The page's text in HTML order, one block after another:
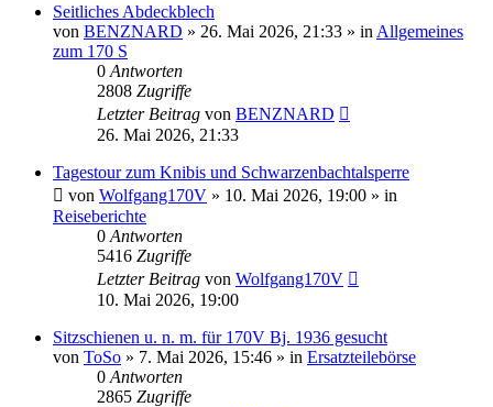
Seitliches Abdeckblech
von BENZNARD » 26. Mai 2026, 21:33 » in Allgemeines
zum 170 S
0 Antworten
2808 Zugriffe
Letzter Beitrag von BENZNARD
26. Mai 2026, 21:33
Tagestour zum Knibis und Schwarzenbachtalsperre
von Wolfgang170V » 10. Mai 2026, 19:00 » in
Reiseberichte
0 Antworten
5416 Zugriffe
Letzter Beitrag von Wolfgang170V
10. Mai 2026, 19:00
Sitzschienen u. n. m. für 170V Bj. 1936 gesucht
von ToSo » 7. Mai 2026, 15:46 » in Ersatzteilebörse
0 Antworten
2865 Zugriffe